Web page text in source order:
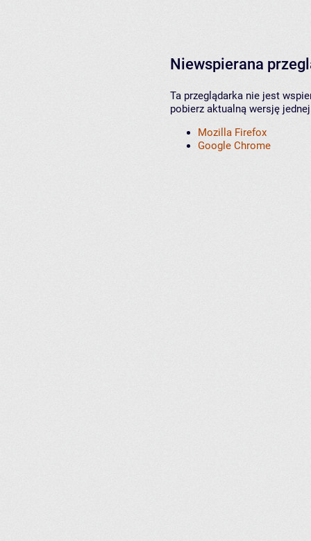
Niewspierana
Ta przeglądarka nie jest
pobierz aktualną wersję
Mozilla Firefox
Google Chrome